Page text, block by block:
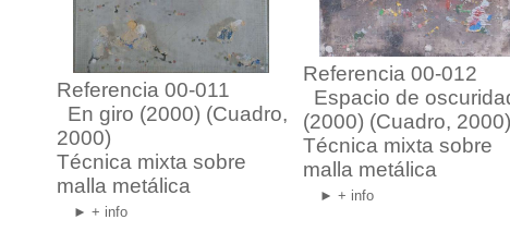
Referencia 00-011
En giro (2000) (Cuadro,
2000)
Técnica mixta sobre
malla metálica
► + info
Referencia 00-012
Espacio de
(2000) (Cuadro, 2000)
Técnica mixta sobre
malla metálica
► + info